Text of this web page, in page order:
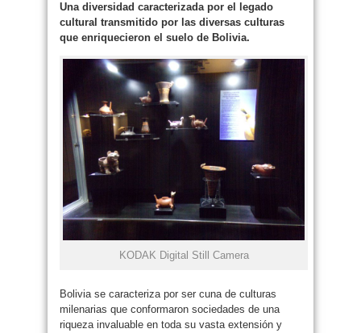
Una diversidad caracterizada por el legado
cultural transmitido por las diversas culturas
que enriquecieron el suelo de Bolivia.
KODAK Digital Still Camera
Bolivia se caracteriza por ser cuna de culturas
milenarias que conformaron sociedades de una
riqueza invaluable en toda su vasta extensión y